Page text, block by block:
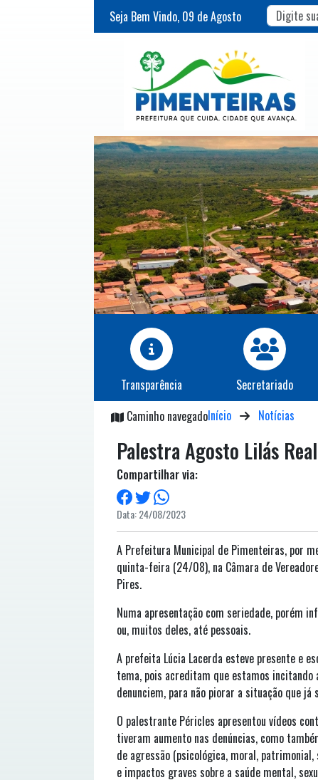
Seja Bem Vindo, 09 deAgosto
Transparência Secretariado
Caminho navegadoInício Notícias
Palestra Agosto Lilás
Compartilhar via:
Data: 24/08/2023
A Prefeitura Municipal de Pimenteiras, por
quinta-feira (24/08), na Câmara de
Pires.
Numa apresentação com seriedade, porém
ou, muitos deles, até pessoais.
A prefeita Lúcia Lacerda esteve presente e
tema, pois acreditam que estamos
denunciem, para não piorar a situação que
O palestrante Péricles apresentou vídeos
tiveram aumento nas denúncias, como
de agressão (psicológica, moral,
e impactos graves sobre a saúde mental,